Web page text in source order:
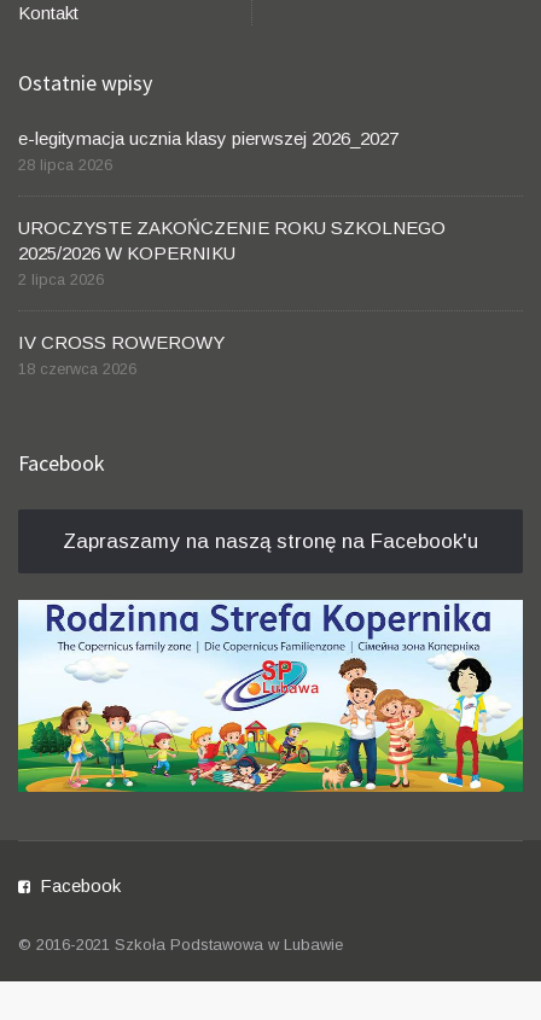
Kontakt
Ostatnie wpisy
e-legitymacja ucznia klasy pierwszej 2026_2027
28 lipca 2026
UROCZYSTE ZAKOŃCZENIE ROKU SZKOLNEGO
2025/2026 W KOPERNIKU
2 lipca 2026
IV CROSS ROWEROWY
18 czerwca 2026
Facebook
Zapraszamy na naszą stronę na Facebook'u
Facebook
© 2016-2021 Szkoła Podstawowa w Lubawie